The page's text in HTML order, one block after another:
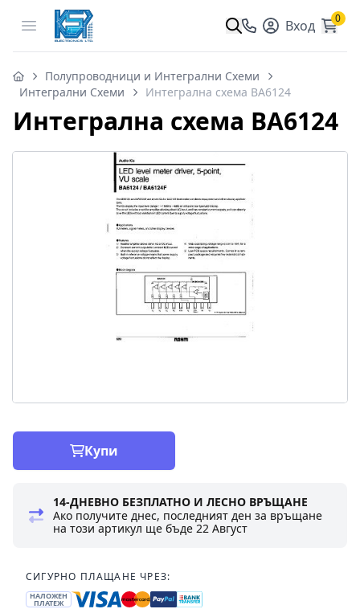
Open menu Вход 0
Полупроводници и Интегрални Схеми
Интегрални Схеми
Интегрална схема BA6124
Интегрална схема BA6124
Купи
14-ДНЕВНО БЕЗПЛАТНО И ЛЕСНО ВРЪЩАНЕ
Ако получите днес, последният ден за връщане
на този артикул ще бъде22 Август
СИГУРНО ПЛАЩАНЕ ЧРЕЗ:
НАЛОЖЕН
ПЛАТЕЖ